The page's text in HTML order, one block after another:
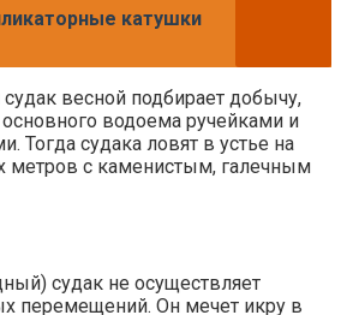
катушки
весной подбирает добычу,
водоема ручейками и
Тогда судака ловят в устье на
метров с каменистым, галечным
судак не осуществляет
перемещений. Он мечет икру в